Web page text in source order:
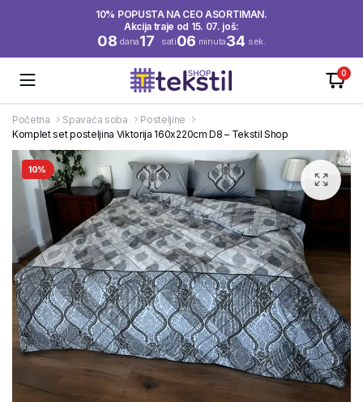
10% POPUSTA NA CEO ASORTIMAN.
Akcija traje od 15. 07. još:
08 dana17 sati06 minuta34 sek.
0
Početna Spavaća soba
Posteljine
Komplet set posteljina Viktorija 160x220cm D8 – Tekstil Shop
10%